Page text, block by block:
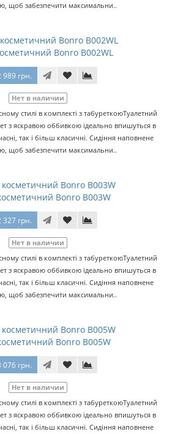
щоб забезпечити максимальни..
Bonro B002WL
989 грн.
Нет в наличии
стилі в комплекті з табуреткоюТуалетний
з яскравою оббивкою ідеально впишуться в
так і більш класичні. Сидіння наповнене
щоб забезпечити максимальни..
Bonro B003W
327 грн.
Нет в наличии
стилі в комплекті з табуреткоюТуалетний
з яскравою оббивкою ідеально впишуться в
так і більш класичні. Сидіння наповнене
щоб забезпечити максимальни..
Bonro B005W
076 грн.
Нет в наличии
стилі в комплекті з табуреткоюТуалетний
з яскравою оббивкою ідеально впишуться в
так і більш класичні. Сидіння наповнене